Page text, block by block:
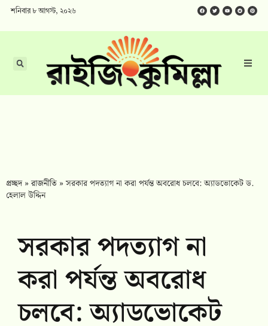
শনিবার ৮ আগস্ট, ২০২৬
প্রচ্ছদ»রাজনীতি »সরকার পদত্যাগ না করা পর্যন্ত অবরোধ চলবে: অ্যাডভোকেট ড.
হেলাল উদ্দিন
সরকার পদত্যাগ না
করা পর্যন্ত অবরোধ
চলবে: অ্যাডভোকেট